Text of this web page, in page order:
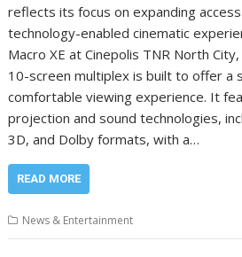
reflects its focus on expanding
technology-enabled cinematic
Macro XE at Cinepolis TNR North
10-screen multiplex is built to offer a
comfortable viewing experience. It
projection and sound technologies,
3D, and Dolby formats, with a…
READ MORE
News & Entertainment